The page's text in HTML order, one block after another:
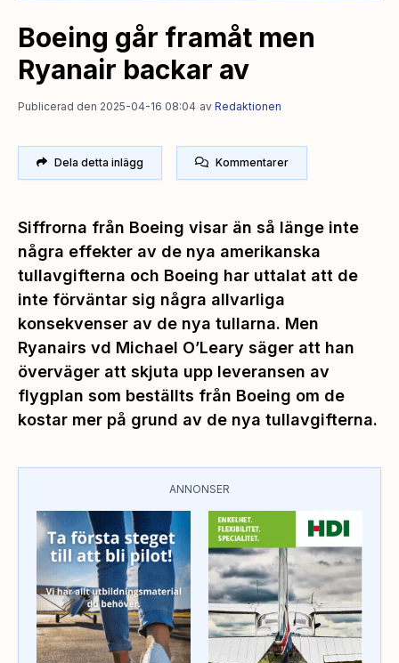
Boeing går framåt men
Ryanair backar av
Publicerad den 2025-04-16 08:04 av Redaktionen
Dela detta inlägg Kommentarer
Siffrorna från Boeing visar än så länge inte
några effekter av de nya amerikanska
tullavgifterna och Boeing har uttalat att de
inte förväntar sig några allvarliga
konsekvenser av de nya tullarna. Men
Ryanairs vd Michael O’Leary säger att han
överväger att skjuta upp leveransen av
flygplan som beställts från Boeing om de
kostar mer på grund av de nya tullavgifterna.
ANNONSER